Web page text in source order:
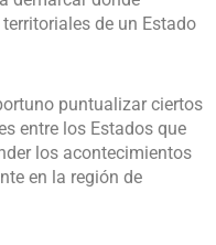
de un Estado
puntualizar ciertos
entre los Estados que
los acontecimientos
en la región de